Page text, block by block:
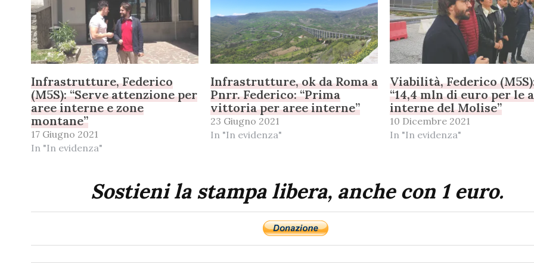
Infrastrutture, Federico
(M5S): “Serve attenzione per
aree interne e zone
montane”
17 Giugno 2021
In "In evidenza"
Infrastrutture, ok da Roma a
Pnrr. Federico: “Prima
vittoria per aree interne”
23 Giugno 2021
In "In evidenza"
Viabilità, Federico
“14,4 mln di euro per le
interne del Molise”
10 Dicembre 2021
In "In evidenza"
Sostieni la stampa libera, anche con 1 euro.